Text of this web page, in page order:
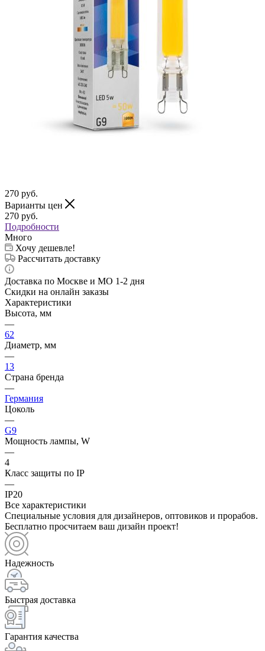
270 руб.
Варианты цен
270 руб.
Подробности
Много
Хочу дешевле!
Рассчитать доставку
Доставка по Москве и МО 1-2 дня
Скидки на онлайн заказы
Характеристики
Высота, мм
—
62
Диаметр, мм
—
13
Страна бренда
—
Германия
Цоколь
—
G9
Мощность лампы, W
—
4
Класс защиты по IP
—
IP20
Все характеристики
Специальные условия для дизайнеров, оптовиков и прорабов.
Бесплатно просчитаем ваш дизайн проект!
Надежность
Быстрая доставка
Гарантия качества